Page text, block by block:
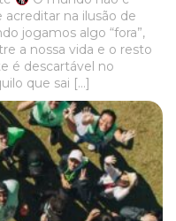
na ilusão de
jogamos algo “fora”,
a nossa vida e o resto
é descartável no
que sai […]